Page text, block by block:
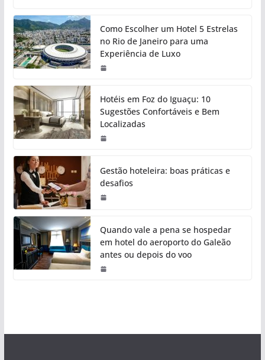
Como Escolher um Hotel 5 Estrelas
no Rio de Janeiro para uma
Experiência de Luxo
Hotéis em Foz do Iguaçu: 10
Sugestões Confortáveis e Bem
Localizadas
Gestão hoteleira: boas práticas e
desafios
Quando vale a pena se hospedar
em hotel do aeroporto do Galeão
antes ou depois do voo